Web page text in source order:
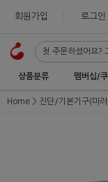
회원가입 로그인
상품분류 멤버십/
Home 진단/기본기구(미